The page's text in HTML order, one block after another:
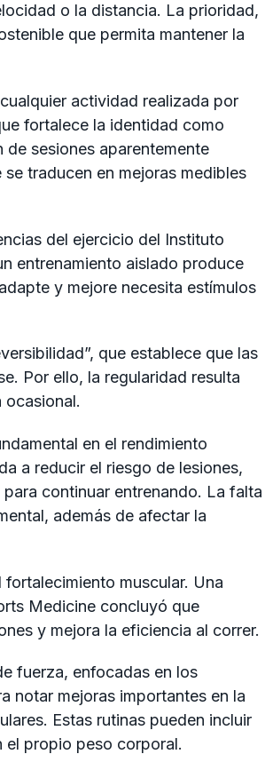
o la distancia. La prioridad,
que permita mantener la
actividad realizada por
fortalece la identidad como
sesiones aparentemente
traducen en mejoras medibles
del ejercicio del Instituto
entrenamiento aislado produce
y mejore necesita estímulos
que establece que las
Por ello, la regularidad resulta
ocasional.
en el rendimiento
a reducir el riesgo de lesiones,
continuar entrenando. La falta
además de afectar la
muscular. Una
Medicine concluyó que
y mejora la eficiencia al correr.
fuerza, enfocadas en los
notar mejoras importantes en la
Estas rutinas pueden incluir
el propio peso corporal.